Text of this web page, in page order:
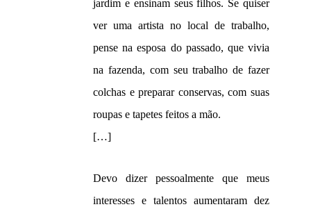
jardim e ensinam seus filhos. Se quiser
ver uma artista no local de trabalho,
pense na esposa do passado, que vivia
na fazenda, com seu trabalho de fazer
colchas e preparar conservas, com suas
roupas e tapetes feitos a mão.
[…]
Devo dizer pessoalmente que meus
interesses e talentos aumentaram dez